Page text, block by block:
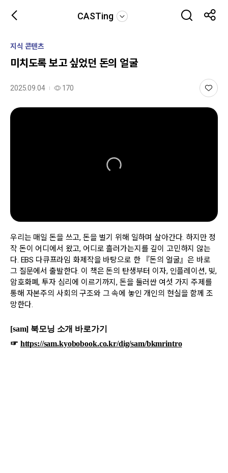
CASTing
지식 콘텐츠
미치도록 보고 싶었던 돈의 얼굴
2025.09.04 170
seconds
of
0
seconds
우리는 매일 돈을 쓰고, 돈을 벌기 위해 일하며 살아간다. 하지만 정
작 돈이 어디에서 왔고, 어디로 흘러가는지를 깊이 고민하지 않는
다. EBS 다큐프라임 화제작을 바탕으로 한 『돈의 얼굴』은 바로
그 질문에서 출발한다. 이 책은 돈의 탄생부터 이자, 인플레이션, 빚,
암호화폐, 투자 심리에 이르기까지, 돈을 둘러싼 여섯 가지 주제를
통해 자본주의 사회의 구조와 그 속에 놓인 개인의 현실을 함께 조
망한다.
[sam] 북모닝 소개 바로가기
☞ https://sam.kyobobook.co.kr/dig/sam/bkmrintro